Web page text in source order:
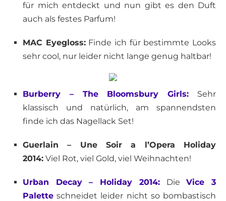
für mich entdeckt und nun gibt es den Duft
auch als festes Parfum!
MAC Eyegloss:Finde ich für bestimmte Looks
sehr cool, nur leider nicht lange genug haltbar!
Burberry – The Bloomsbury Girls: Sehr
klassisch und natürlich, am spannendsten
finde ich das Nagellack Set!
Guerlain – Une Soir a l’Opera Holiday
2014: Viel Rot, viel Gold, viel Weihnachten!
Urban Decay – Holiday 2014:DieVice 3
Palette schneidet leider nicht so bombastisch